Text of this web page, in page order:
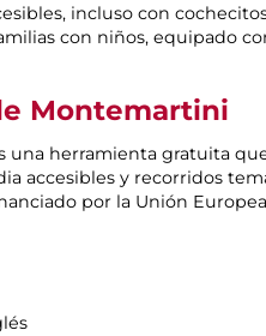
incluso con
con niños, equipado
Montemartini
una herramienta gratuita
accesibles y recorridos
por la Unión